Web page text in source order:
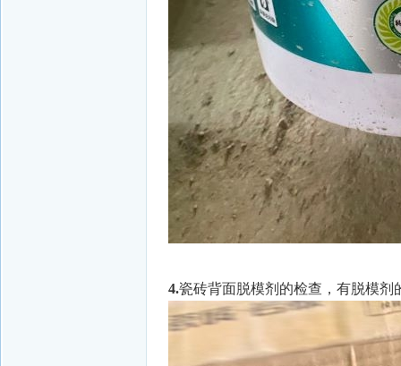
4.瓷砖背面脱模剂的检查，有脱模剂